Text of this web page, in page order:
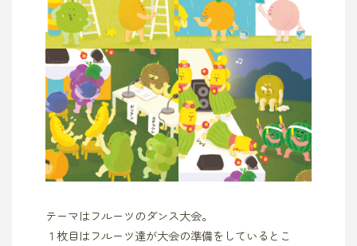
テーマはフルーツのダンス大会。
１枚目はフルーツ達が大会の準備をしているとこ